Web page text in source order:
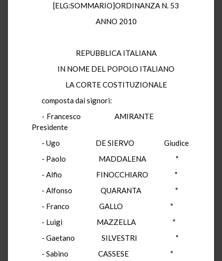
[ELG:SOMMARIO]ORDINANZA N. 53
ANNO 2010
REPUBBLICA ITALIANA
IN NOME DEL POPOLO ITALIANO
LA CORTE COSTITUZIONALE
composta dai signori:
- Francesco AMIRANTE
Presidente
- Ugo DE SIERVO Giudice
- Paolo MADDALENA "
- Alfio FINOCCHIARO "
- Alfonso QUARANTA "
- Franco GALLO "
- Luigi MAZZELLA "
- Gaetano SILVESTRI "
- Sabino CASSESE "